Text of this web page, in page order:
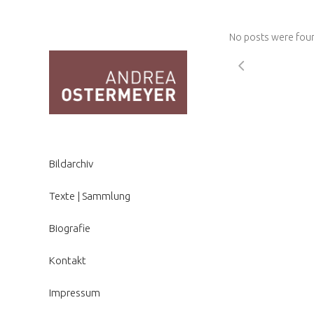
Bildarchiv
Texte | Sammlung
Biografie
Kontakt
Impressum
No posts were